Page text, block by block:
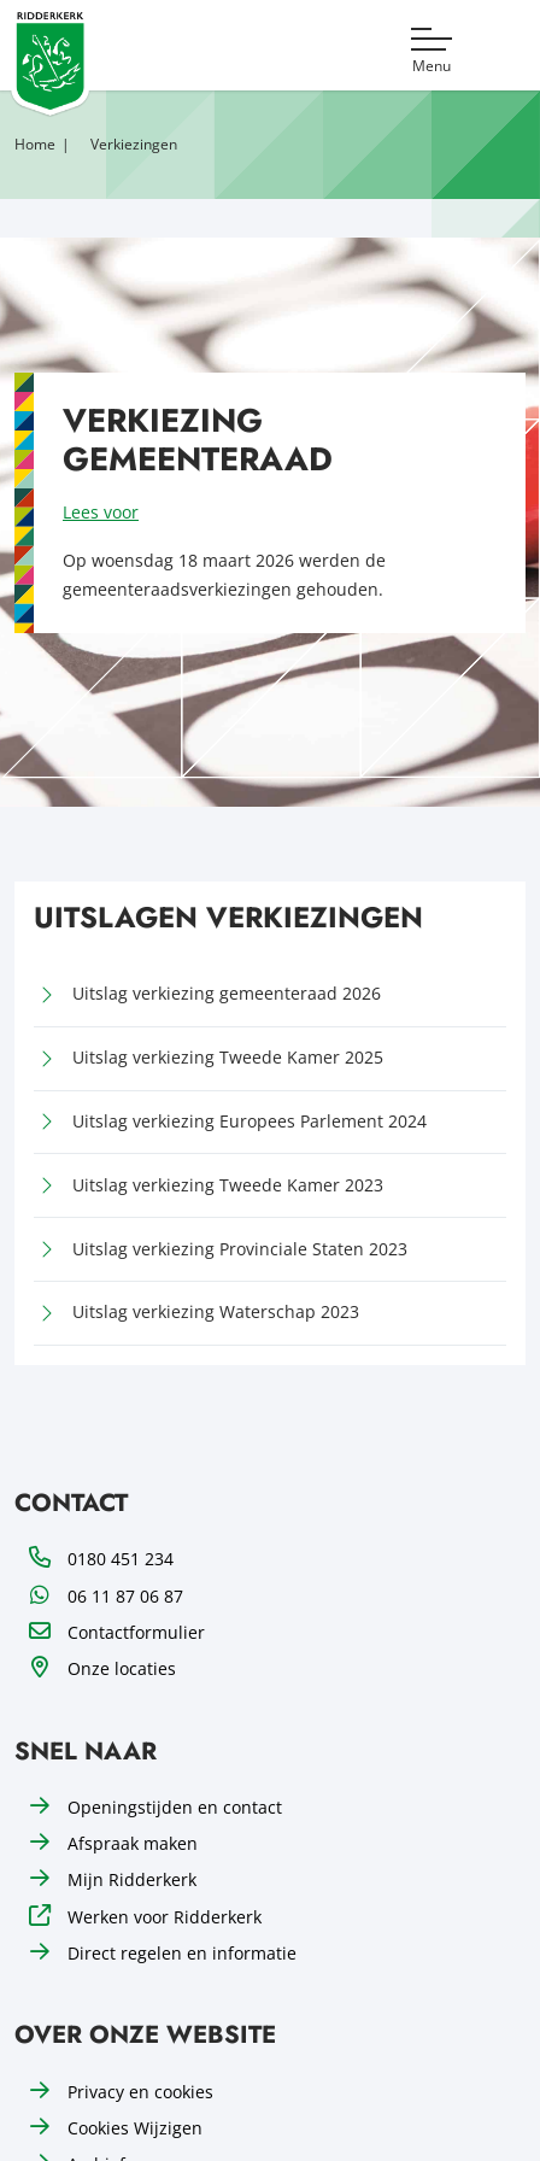
Menu
Home Verkiezingen
VERKIEZING
GEMEENTERAAD
Lees voor
Op woensdag 18 maart 2026 werden de
gemeenteraadsverkiezingen gehouden.
UITSLAGEN VERKIEZINGEN
Uitslag verkiezing gemeenteraad 2026
Uitslag verkiezing Tweede Kamer 2025
Uitslag verkiezing Europees Parlement 2024
Uitslag verkiezing Tweede Kamer 2023
Uitslag verkiezing Provinciale Staten 2023
Uitslag verkiezing Waterschap 2023
CONTACT
Telefoon0180 451 234
WhatsApp06 11 87 06 87
Contactformulier
Onze locaties
SNEL NAAR
Openingstijden en contact
Afspraak maken
Mijn Ridderkerk
Werken voor Ridderkerk
Direct regelen en informatie
OVER ONZE WEBSITE
Privacy en cookies
Cookies Wijzigen